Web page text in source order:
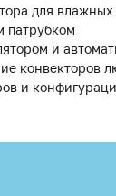
для
патрубком
и
конвекторов
и